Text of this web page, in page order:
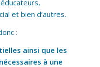
et bien d’autres.
:
ainsi que les
à une